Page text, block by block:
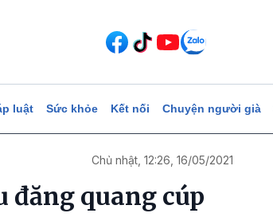
luật Sức khỏe Kết nối Chuyện người già
Chủ nhật, 12:26, 16/05/2021
đăng quang cúp